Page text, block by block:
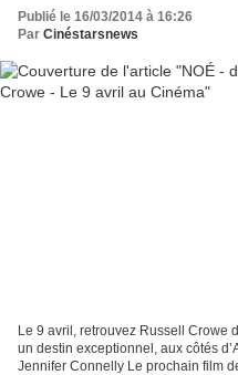
Publié le 16/03/2014 à 16:26
Par Cinéstarsnews
Le 9 avril, retrouvez Russell Crowe
un destin exceptionnel, aux côtés
Jennifer Connelly Le prochain film